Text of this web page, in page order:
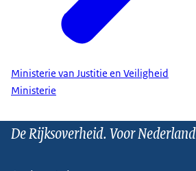
Ministerie van Justitie en Veiligheid
Ministerie
De Rijksoverheid. Voor Nederland